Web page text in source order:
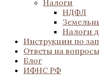
Налоги
НДФЛ
Налоги
Инструкции по
Ответы на вопросы
Блог
ИФНС РФ